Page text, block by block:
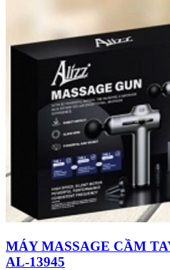
MÁY MASSAGE CẦM
AL-13945